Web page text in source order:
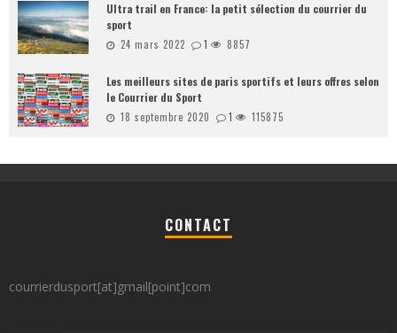
Ultra trail en France: la petit sélection du courrier du
sport
24 mars 2022 1 8857
Les meilleurs sites de paris sportifs et leurs offres selon
le Courrier du Sport
18 septembre 2020 1 115875
CONTACT
courrierdusport[at]gmail[point]com